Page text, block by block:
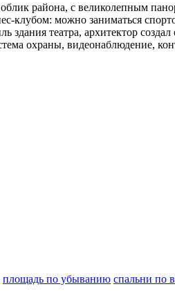
облик района, с великолепным
клубом: можно заниматься
здания театра, архитектор
охраны, видеонаблюдение,
площадь по убыванию спальни по